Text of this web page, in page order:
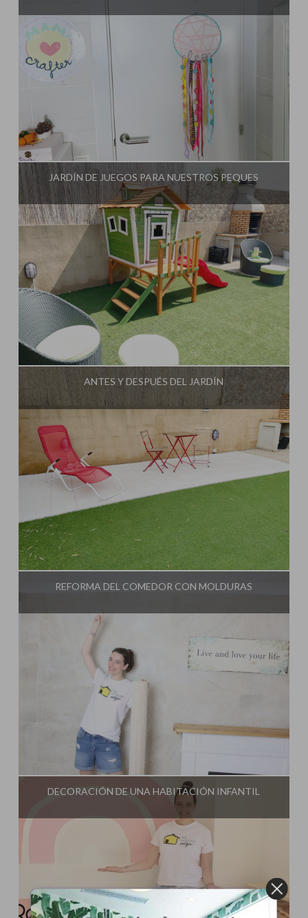
Influencer: Mami Crafter
JARDÍN DE JUEGOS PARA NUESTROS PEQUES
Influencer: Mami Crafter
ANTES Y DESPUÉS DEL JARDÍN
Influencer: Mami Crafter
REFORMA DEL COMEDOR CON MOLDURAS
Influencer:
DECORACIÓN DE UNA HABITACIÓN INFANTIL